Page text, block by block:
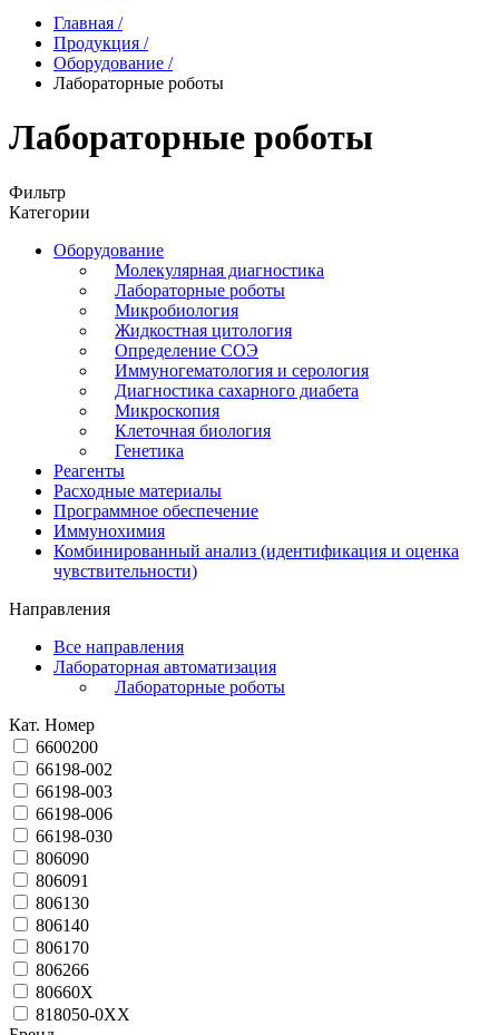
Главная /
Продукция /
Оборудование /
Лабораторные роботы
Лабораторные роботы
Фильтр
Категории
Оборудование
Молекулярная диагностика
Лабораторные роботы
Микробиология
Жидкостная цитология
Определение СОЭ
Иммуногематология и серология
Диагностика сахарного диабета
Микроскопия
Клеточная биология
Генетика
Реагенты
Расходные материалы
Программное обеспечение
Иммунохимия
Комбинированный анализ (идентификация и оценка
чувствительности)
Направления
Все направления
Лабораторная автоматизация
Лабораторные роботы
Кат. Номер
6600200
66198-002
66198-003
66198-006
66198-030
806090
806091
806130
806140
806170
806266
80660X
818050-0ХХ